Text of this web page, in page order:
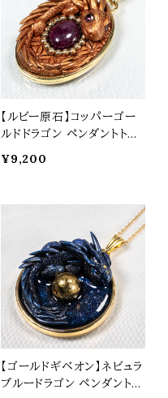
【ルビー原石】コッパーゴー
ルドドラゴン ペンダントトッ
天然石 パワーストーン t05
¥9,200
【ゴールドギベオン】ネビュラ
ブルードラゴン ペンダントト